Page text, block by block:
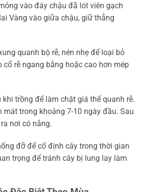
vào đáy chậu đã lót viên gạch
Vàng vào giữa chậu, giữ thẳng
quanh bộ rễ, nén nhẹ để loại bỏ
cổ rễ ngang bằng hoặc cao hơn mép
trồng để làm chặt giá thể quanh rễ.
trong khoảng 7-10 ngày đầu. Sau
nơi có nắng.
đỡ để cố định cây trong thời gian
trọng để tránh cây bị lung lay làm